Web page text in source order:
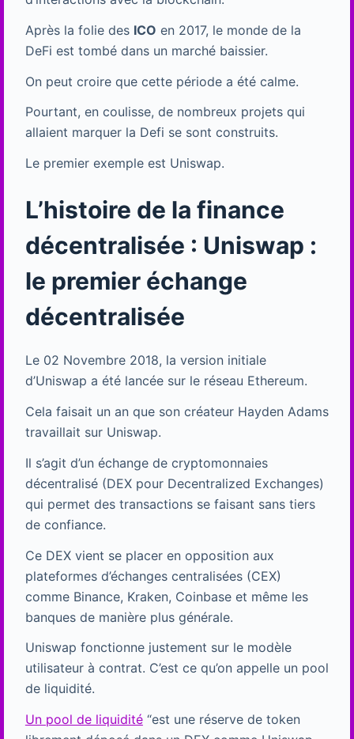
Après la folie des ICO en 2017, le monde de la
DeFi est tombé dans un marché baissier.
On peut croire que cette période a été calme.
Pourtant, en coulisse, de nombreux projets qui
allaient marquer la Defi se sont construits.
Le premier exemple est Uniswap.
L’histoire de la finance
décentralisée : Uniswap :
le premier échange
décentralisée
Le 02 Novembre 2018, la version initiale
d’Uniswap a été lancée sur le réseau Ethereum.
Cela faisait un an que son créateur Hayden Adams
travaillait sur Uniswap.
Il s’agit d’un échange de cryptomonnaies
décentralisé (DEX pour Decentralized Exchanges)
qui permet des transactions se faisant sans tiers
de confiance.
Ce DEX vient se placer en opposition aux
plateformes d’échanges centralisées (CEX)
comme Binance, Kraken, Coinbase et même les
banques de manière plus générale.
Uniswap fonctionne justement sur le modèle
utilisateur à contrat. C’est ce qu’on appelle un pool
de liquidité.
Un pool de liquidité“est une réserve de token